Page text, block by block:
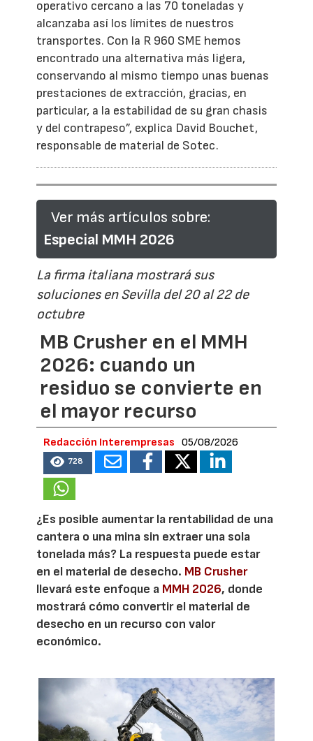
operativo cercano a las 70 toneladas y
alcanzaba así los límites de nuestros
transportes. Con la R 960 SME hemos
encontrado una alternativa más ligera,
conservando al mismo tiempo unas buenas
prestaciones de extracción, gracias, en
particular, a la estabilidad de su gran chasis
y del contrapeso”, explica David Bouchet,
responsable de material de Sotec.
Ver más artículos sobre:
Especial MMH 2026
La firma italiana mostrará sus
soluciones en Sevilla del 20 al 22 de
octubre
MB Crusher en el MMH
2026: cuando un
residuo se convierte en
el mayor recurso
Redacción Interempresas 05/08/2026
728
¿Es posible aumentar la rentabilidad de una
cantera o una mina sin extraer una sola
tonelada más? La respuesta puede estar
en el material de desecho. MB Crusher
llevará este enfoque a MMH 2026, donde
mostrará cómo convertir el material de
desecho en un recurso con valor
económico.